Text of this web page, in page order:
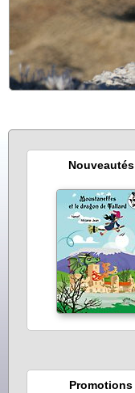
Nouveautés
Promotions